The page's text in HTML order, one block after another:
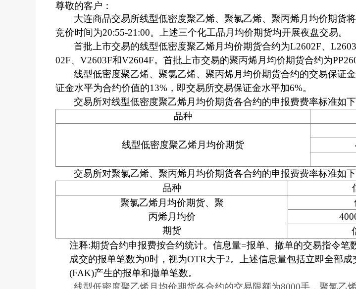
尊敬的客户：
大连商品交易所线型低密度聚乙烯、聚氯乙烯、聚丙烯月均价期货
竞价时间为20:55-21:00。上述三个化工品月均价期货均开展夜盘交易。
首批上市交易的线型低密度聚乙烯月均价期货合约为L2602F、
02F、V2603F和V2604F。首批上市交易的聚丙烯月均价期货合约为
线型低密度聚乙烯、聚氯乙烯、聚丙烯月均价期货合约的交易保证
证金水平为合约价值的13%，即交易所交易保证金水平加6%。
交易所对线型低密度聚乙烯月均价期货各合约的申报费费率标准如下
品种
线型低密度聚乙烯月均价期货
交易所对聚氯乙烯、聚丙烯月均价期货各合约的申报费费率标准如下
品种
聚氯乙烯月均价期货、聚
丙烯月均价
期货
注释:期货合约申报费按合约统计。信息量=报单、撤单的交易指令
成交的报单笔数为0时，视为OTR大于2。上述信息量包括立即全部
(FAK)产生的报单和撤单笔数。
线型低密度聚乙烯月均价期货各合约的交易限额为8000手，聚氯乙